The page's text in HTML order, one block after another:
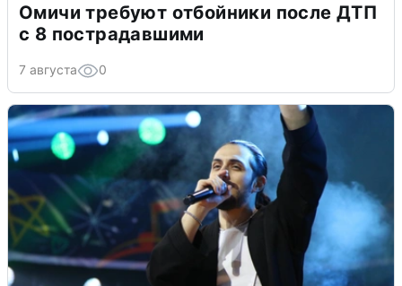
Омичи требуют отбойники после ДТП
с 8 пострадавшими
7 августа 0